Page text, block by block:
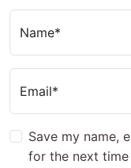
Name*
Email*
Save my name,
for the next time